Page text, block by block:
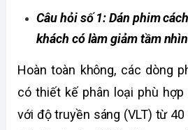
Câu hỏi số 1: Dán phim
khách có làm giảm tầm
Hoàn toàn không, các dòng
có thiết kế phân loại phù
với độ truyền sáng (VLT) từ 40